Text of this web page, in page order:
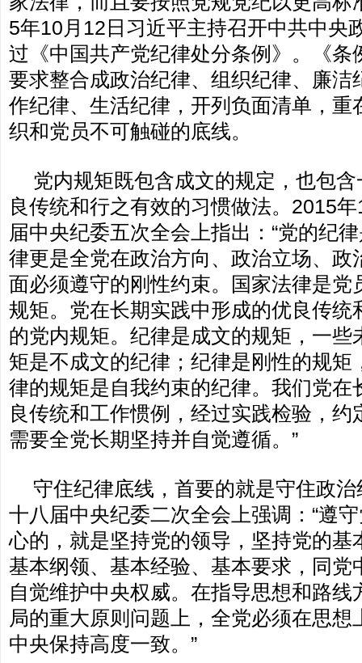
5年10月12日习近平主持召开中共中央
过《中国共产党纪律处分条例》。《条
要求整合成政治纪律、组织纪律、廉洁
作纪律、生活纪律，开列负面清单，重
织和党员不可触碰的底线。
党内规矩既包含成文的规定，也包
良传统和行之有效的习惯做法。2015
届中央纪委五次全会上指出：“党的纪
律更是全党在政治方向、政治立场、政
面必须遵守的刚性约束。国家法律是党
规矩。党在长期实践中形成的优良传统
的党内规矩。纪律是成文的规矩，一些
矩是不成文的纪律；纪律是刚性的规矩
律的规矩是自我约束的纪律。我们党在
良传统和工作惯例，经过实践检验，约
需要全党长期坚持并自觉遵循。”
守住纪律底线，首要的就是守住政
十八届中央纪委二次全会上强调：“遵
心的，就是坚持党的领导，坚持党的基
基本纲领、基本经验、基本要求，同党
自觉维护中央权威。在指导思想和路线
局的重大原则问题上，全党必须在思想
中央保持高度一致。”